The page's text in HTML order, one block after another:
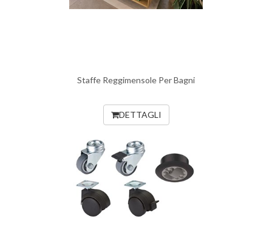
Staffe Reggimensole Per Bagni
DETTAGLI